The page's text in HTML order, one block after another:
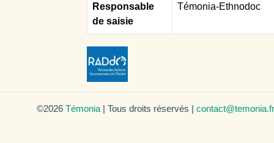
Responsable
de saisie
Témonia-Ethnodoc
©2026 Témonia | Tous droits réservés | contact@temonia.fr